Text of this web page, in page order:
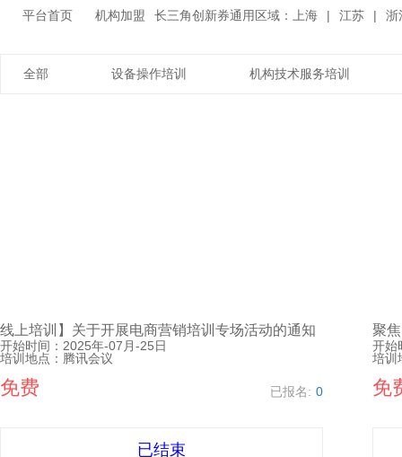
平台首页 机构加盟 长三角创新券通用区域： 上海 | 江苏 | 浙
全部 设备操作培训 机构技术服务培训
线上培训】关于开展电商营销培训专场活动的通知
开始时间： 2025年-07月-25日
培训地点： 腾讯会议
免费 已报名: 0
已结束
开始
培训
免